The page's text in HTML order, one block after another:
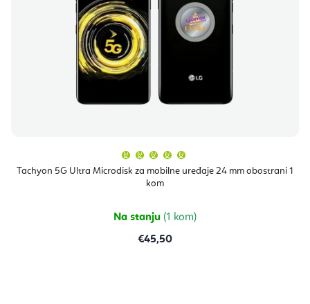
Tachyon 5G Ultra Microdisk za mobilne uređaje 24 mm obostrani 1
kom
proizvoda
je
zvjezdica.
Na stanju (1 kom)
€45,50